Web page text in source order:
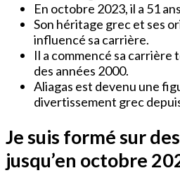
En octobre 2023, il a 51
Son héritage grec et ses
influencé sa carrière.
Il a commencé sa carrière
des années 2000.
Aliagas est devenu une
divertissement grec
Je suis formé sur
jusqu’en octobre